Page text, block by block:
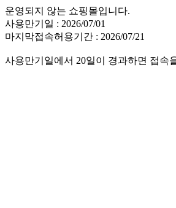
운영되지 않는 쇼핑몰입니다.
사용만기일 : 2026/07/01
마지막접속허용기간 : 2026/07/21
사용만기일에서 20일이 경과하면 접속